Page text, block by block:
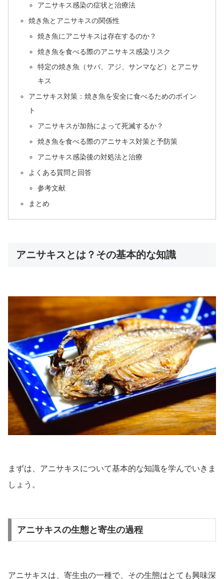
アニサキス感染の症状と治療法
焼き魚とアニサキスの関係性
焼き魚にアニサキスは存在するのか？
焼き魚を食べる際のアニサキス感染リスク
特定の焼き魚（サバ、アジ、サンマなど）とアニサ
キス
アニサキス対策：焼き魚を安全に食べるためのポイン
ト
アニサキスが加熱によって死滅するか？
焼き魚を食べる際のアニサキス対策と予防策
アニサキス感染後の対処法と治療
よくある質問と回答
参考文献
まとめ
アニサキスとは？その基本的な知識
まずは、アニサキスについて基本的な知識を学んでいきま
しょう。
アニサキスの生態と寄生の過程
アニサキスは、寄生虫の一種で、その生態はとても興味深